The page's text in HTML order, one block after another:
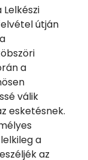
útján
a
válik
esketésnek.
a
az